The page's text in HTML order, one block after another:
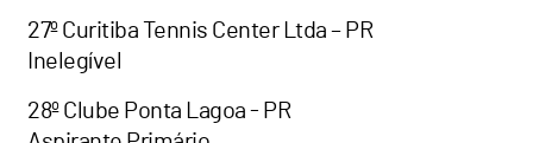
27º Curitiba Tennis Center Ltda – PR
Inelegível
28º Clube Ponta Lagoa - PR